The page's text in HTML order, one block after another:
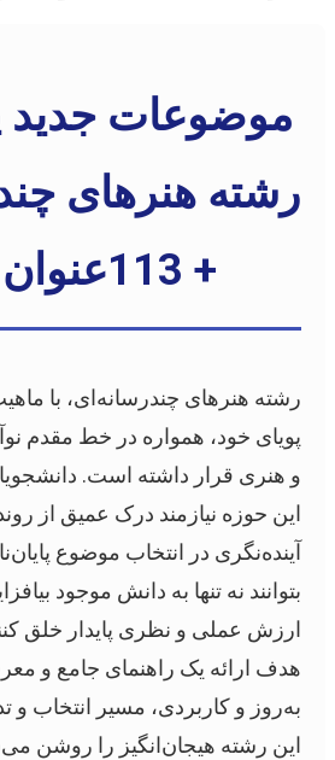
موضوعات جدید
رشته هنرهای
+ 113عنوان بروز
رشته هنرهای چندرسانه‌ای، با
پویای خود، همواره در خط مقدم
و هنری قرار داشته است.
این حوزه نیازمند درک عمیق از
آینده‌نگری در انتخاب موضوع
بتوانند نه تنها به دانش موجود
ارزش عملی و نظری پایدار خلق
هدف ارائه یک راهنمای جامع و
به‌روز و کاربردی، مسیر انتخاب و
این رشته هیجان‌انگیز را روشن